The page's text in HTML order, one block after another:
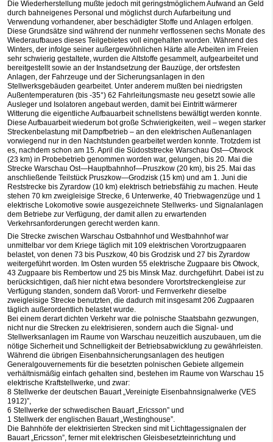
Die Wiederherstellung mußte jedoch mit geringstmöglichem Aufwand an Geld
durch bahneigenes Personal und möglichst durch Aufarbeitung und
Verwendung vorhandener, aber beschädigter Stoffe und Anlagen erfolgen.
Diese Grundsätze sind während der nunmehr verflossenen sechs Monate des
Wiederaufbaues dieses Teilgebietes voll eingehalten worden. Während des
Winters, der infolge seiner außergewöhnlichen Härte alle Arbeiten im Freien
sehr schwierig gestaltete, wurden die Altstoffe gesammelt, aufgearbeitet und
bereitgestellt sowie an der Instandsetzung der Bauzüge, der ortsfesten
Anlagen, der Fahrzeuge und der Sicherungsanlagen in den
Stellwerksgebäuden gearbeitet. Unter anderem mußten bei niedrigsten
Außentemperaturen (bis -35°) 62 Fahrleitungsmaste neu gesetzt sowie alle
Ausleger und Isolatoren angebaut werden, damit bei Eintritt wärmerer
Witterung die eigentliche Aufbauarbeit schnellstens bewältigt werden konnte.
Diese Aufbauarbeit wiederum bot große Schwierigkeiten, weil – wegen starker
Streckenbelastung mit Dampfbetrieb – an den elektrischen Außenanlagen
vorwiegend nur in den Nachtstunden gearbeitet werden konnte. Trotzdem ist
es, nachdem schon am 15. April die Südoststrecke Warschau Ost—Otwock
(23 km) in Probebetrieb genommen worden war, gelungen, bis 20. Mai die
Strecke Warschau Ost—Hauptbahnhof—Pruszkow (20 km), bis 25. Mai das
anschließende Teilstück Pruszkow—Grodzisk (15 km) und am 1. Juni die
Reststrecke bis Zyrardow (10 km) elektrisch betriebsfähig zu machen. Heute
stehen 70 km zweigleisige Strecke, 6 Unterwerke, 40 Triebwagenzüge und 1
elektrische Lokomotive sowie ausgezeichnete Stellwerks- und Signalanlagen
dem Betriebe zur Verfügung, der damit allen zu erwartenden
Verkehrsanforderungen gerecht werden kann.
Die Strecke zwischen Warschau Ostbahnhof und Westbahnhof war
unmittelbar vor dem Kriege täglich mit 109 elektrischen Vorortzugpaaren
belastet, von denen 73 bis Puszkow, 40 bis Grodzisk und 27 bis Zyrardow
weitergeführt worden. Im Osten wurden 55 elektrische Zugpaare bis Otwock,
43 Zugpaare bis Rembertow und 25 bis Minsk Maz. durchgeführt. Dabei ist zu
berücksichtigen, daß hier nicht etwa besondere Vorortstreckengleise zur
Verfügung standen, sondern daß Vorort- und Fernverkehr dieselbe
zweigleisige Strecke benutzten, die dadurch mit insgesamt 206 Zugpaaren
täglich außerordentlich belastet wurde.
Bei einem derart dichten Verkehr war die polnische Staatsbahn gezwungen,
nicht nur die Strecken zu elektrisieren, sondern auch die Signal- und
Stellwerksanlagen im Raume von Warschau neuzeitlich auszubauen, um die
nötige Sicherheit und Schnelligkeit der Betriebsabwicklung zu gewährleisten.
Während die übrigen Eisenbahnsicherungsanlagen des heutigen
Generalgouvernements für die besetzten polnischen Gebiete allgemein
verhältnismäßig einfach gehalten sind, bestehen im Raume von Warschau 15
elektrische Kraftstellwerke, und zwar:
8 Stellwerke der deutschen Bauart „Vereinigte Eisenbahnsignalwerke (VES
1912)”,
6 Stellwerke der schwedischen Bauart „Ericsson” und
1 Stellwerk der englischen Bauart „Westinghouse”.
Die Bahnhöfe der elektrisierten Strecken sind mit Lichttagessignalen der
Bauart „Ericsson”, ferner mit elektrischen Gleisbesetzteinrichtung und